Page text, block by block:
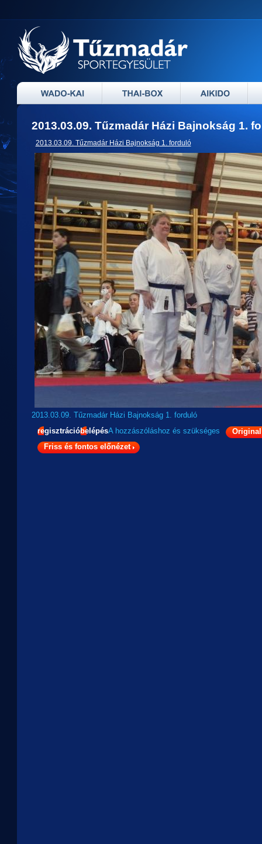
2013.03.09. Tűzmadár Házi Bajnokság 1.
2013.03.09. Tűzmadár Házi Bajnokság 1. forduló
2013.03.09. Tűzmadár Házi Bajnokság 1. forduló
A hozzászóláshoz
regisztráció és
belépés szükséges
Original
Friss és fontos előnézet